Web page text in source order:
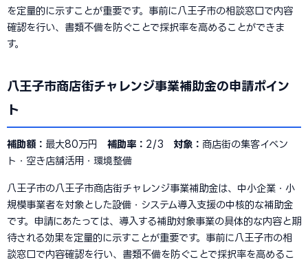
を定量的に示すことが重要です。事前に八王子市の相談窓口で内容
確認を行い、書類不備を防ぐことで採択率を高めることができま
す。
八王子市商店街チャレンジ事業補助金の申請ポイン
ト
補助額： 最大80万円 補助率： 2/3 対象： 商店街の集客イベン
ト・空き店舗活用・環境整備
八王子市の八王子市商店街チャレンジ事業補助金は、中小企業・小
規模事業者を対象とした設備・システム導入支援の中核的な補助金
です。申請にあたっては、導入する補助対象事業の具体的な内容と期
待される効果を定量的に示すことが重要です。事前に八王子市の相
談窓口で内容確認を行い、書類不備を防ぐことで採択率を高めるこ